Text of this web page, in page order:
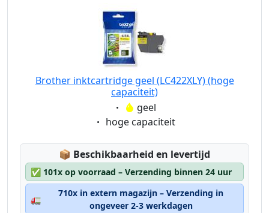
Brother inktcartridge geel (LC422XLY) (hoge
capaciteit)
Eigenschaft:
geel
Eigenschaft:
hoge capaciteit
📦 Lagerstatus:
Beschikbaarheid en levertijd
✅ 101x op voorraad – Verzending binnen 24 uur
🚛
710x in extern magazijn – Verzending in
ongeveer 2-3 werkdagen